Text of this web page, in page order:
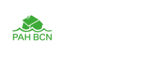
contingut